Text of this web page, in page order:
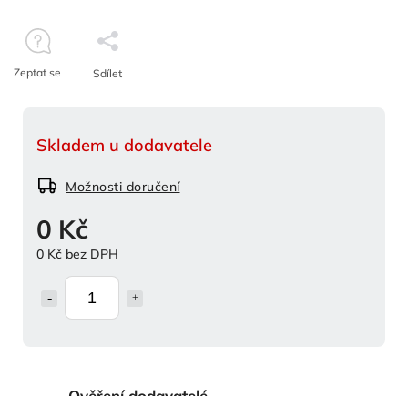
0 Kč
0 Kč bez DPH
Skladem u dodavatele
Možnosti doručení
Zeptat se Sdílet